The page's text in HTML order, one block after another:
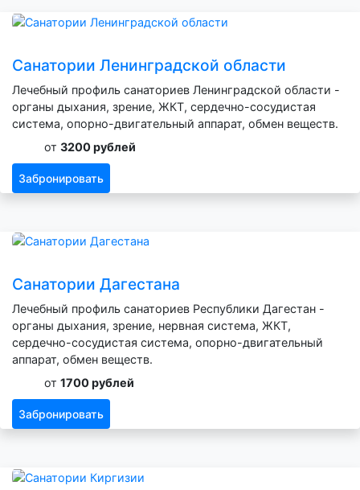
Санатории Ленинградской области
Лечебный профиль санаториев Ленинградской области -
органы дыхания, зрение, ЖКТ, сердечно-сосудистая
система, опорно-двигательный аппарат, обмен веществ.
от 3200 рублей
Забронировать
Санатории Дагестана
Лечебный профиль санаториев Республики Дагестан -
органы дыхания, зрение, нервная система, ЖКТ,
сердечно-сосудистая система, опорно-двигательный
аппарат, обмен веществ.
от 1700 рублей
Забронировать